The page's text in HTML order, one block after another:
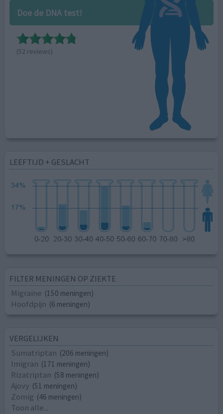
Doe de DNA test!
(52 reviews)
LEEFTIJD + GESLACHT
FILTER MENINGEN OP ZIEKTE
Migraine (150 meningen)
Hoofdpijn (6 meningen)
VERGELIJKEN
Sumatriptan (206 meningen)
Imigran (171 meningen)
Rizatriptan (58 meningen)
Ajovy (51 meningen)
Zomig (46 meningen)
Toon alle...